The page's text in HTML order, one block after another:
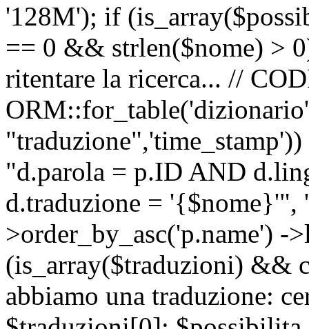
'128M'); if
== 0 && strlen($nome) >
ritentare la ricerca... //
"d.parola = p.ID AND
d.traduzione = '{$nome}'",
>order_by_asc('p.name')
(is_array($traduzioni) &&
abbiamo una traduzione: